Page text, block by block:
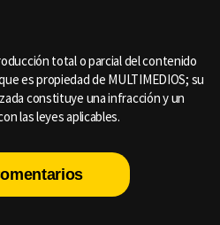
total o parcial del contenido
es propiedad de MULTIMEDIOS; su
constituye una infracción y un
las leyes aplicables.